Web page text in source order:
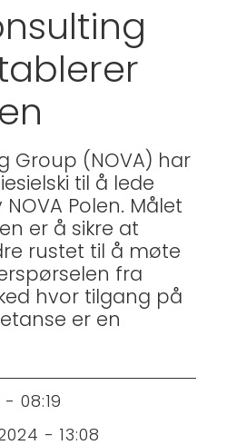
Group (NOVA) har
til å lede
Polen. Målet
er å sikre at
rustet til å møte
fra
hvor tilgang på
er en
- 08:19
- 13:08